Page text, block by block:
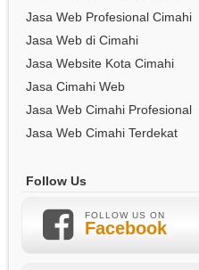
Jasa Web Profesional Cimahi
Jasa Web di Cimahi
Jasa Website Kota Cimahi
Jasa Cimahi Web
Jasa Web Cimahi Profesional
Jasa Web Cimahi Terdekat
Follow Us
FOLLOW US ON
Facebook